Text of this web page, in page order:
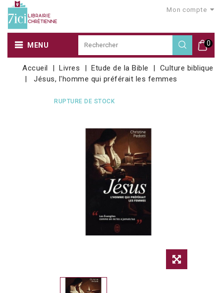
Mon compte
0
MENU
Accueil Livres Etude de la Bible
Culture biblique
Jésus, l'homme qui préférait les femmes
RUPTURE DE STOCK